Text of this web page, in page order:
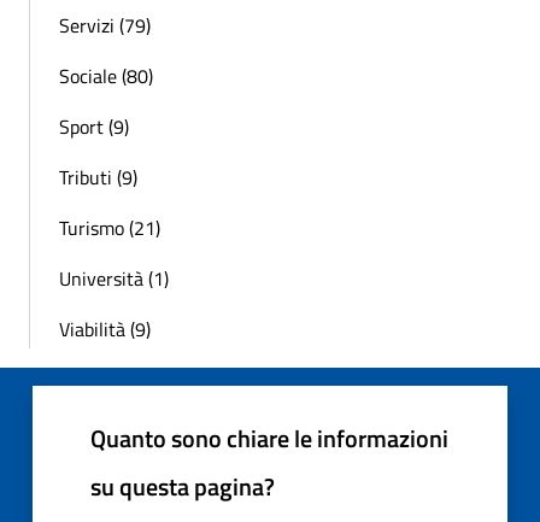
Servizi (79)
Sociale (80)
Sport (9)
Tributi (9)
Turismo (21)
Università (1)
Viabilità (9)
Quanto sono chiare le informazioni
su questa pagina?